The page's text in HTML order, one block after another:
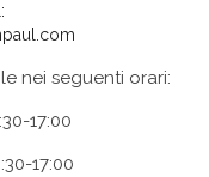
nei seguenti orari:
17:00
17:00